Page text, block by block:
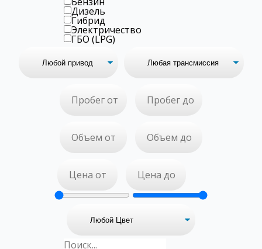
Дизель
Гибрид
Электричество
ГБО (LPG)